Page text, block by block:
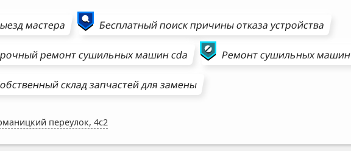
мастера Бесплатный поиск причины отказа устройства
ремонтсушильных машинcda Ремонтсушильных машин
склад запчастей для замены
переулок, 4с2